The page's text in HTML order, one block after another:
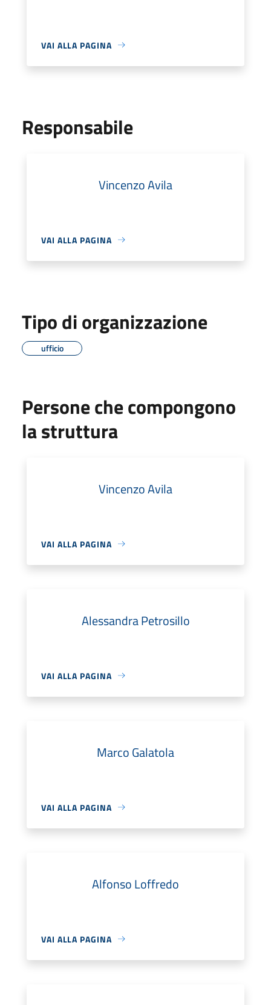
VAI ALLA PAGINA
Responsabile
Vincenzo Avila
VAI ALLA PAGINA
Tipo di organizzazione
ufficio
Persone che compongono
la struttura
Vincenzo Avila
VAI ALLA PAGINA
Alessandra Petrosillo
VAI ALLA PAGINA
Marco Galatola
VAI ALLA PAGINA
Alfonso Loffredo
VAI ALLA PAGINA